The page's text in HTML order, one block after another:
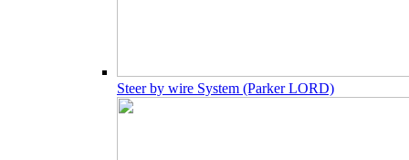
Steer by wire System (Parker LORD)